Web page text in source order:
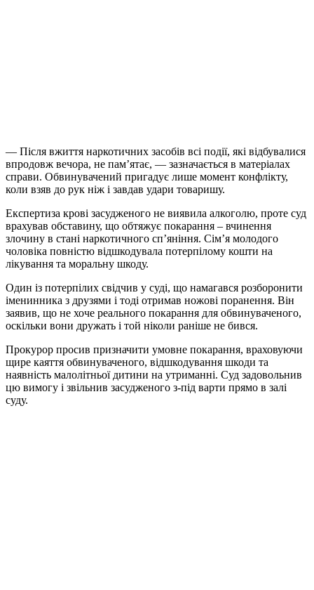
— Після вжиття наркотичних засобів всі події, які відбувалися
впродовж вечора, не пам’ятає, — зазначається в матеріалах
справи. Обвинувачений пригадує лише момент конфлікту,
коли взяв до рук ніж і завдав удари товаришу.
Експертиза крові засудженого не виявила алкоголю, проте суд
врахував обставину, що обтяжує покарання – вчинення
злочину в стані наркотичного сп’яніння. Сім’я молодого
чоловіка повністю відшкодувала потерпілому кошти на
лікування та моральну шкоду.
Один із потерпілих свідчив у суді, що намагався розборонити
іменинника з друзями і тоді отримав ножові поранення. Він
заявив, що не хоче реального покарання для обвинуваченого,
оскільки вони дружать і той ніколи раніше не бився.
Прокурор просив призначити умовне покарання, враховуючи
щире каяття обвинуваченого, відшкодування шкоди та
наявність малолітньої дитини на утриманні. Суд задовольнив
цю вимогу і звільнив засудженого з-під варти прямо в залі
суду.